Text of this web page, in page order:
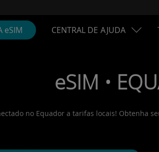
eSIM CENTRAL DE AJUDA
eSIM •
no Equador a tarifas locais! Obtenha